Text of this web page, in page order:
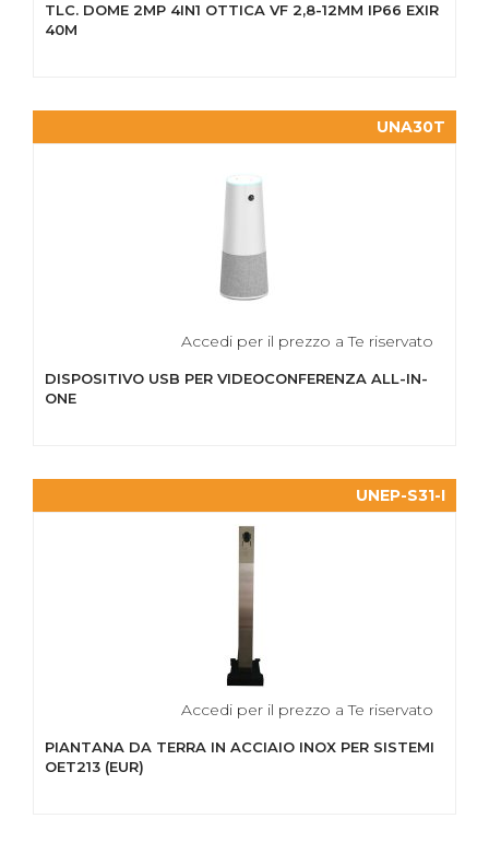
TLC. DOME 2MP 4IN1 OTTICA VF 2,8-12MM IP66 EXIR
40M
UNA30T
Accedi per il prezzo a Te riservato
DISPOSITIVO USB PER VIDEOCONFERENZA ALL-IN-
ONE
UNEP-S31-I
Accedi per il prezzo a Te riservato
PIANTANA DA TERRA IN ACCIAIO INOX PER SISTEMI
OET213 (EUR)